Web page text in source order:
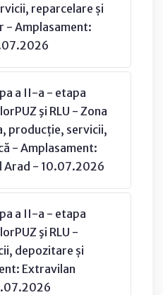
reparcelare și
- Amplasament:
a II-a - etapa
şi RLU - Zona
producție, servicii,
- Amplasament:
Arad - 10.07.2026
a II-a - etapa
şi RLU -
depozitare și
Extravilan